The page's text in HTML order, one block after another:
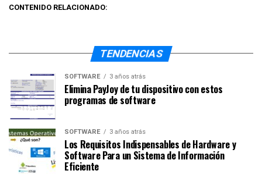
CONTENIDO RELACIONADO:
TENDENCIAS
SOFTWARE 3 años atrás
Elimina PayJoy de tu dispositivo con estos
programas de software
SOFTWARE 3 años atrás
Los Requisitos Indispensables de Hardware y
Software Para un Sistema de Información
Eficiente